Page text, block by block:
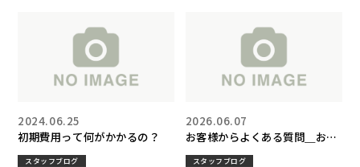
初期費用って何がかかるの？
2024.06.25
スタッフブログ
お客様からよくある質問＿お部
屋探しQ&A
2026.06.07
スタッフブログ